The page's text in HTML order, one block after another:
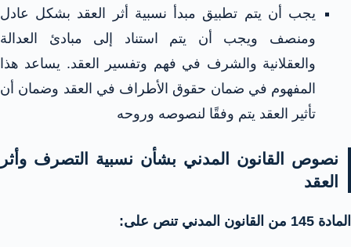
يجب أن يتم تطبيق مبدأ نسبية أثر العقد بشكل عادل
ومنصف ويجب أن يتم استناد إلى مبادئ العدالة
والعقلانية والشرف في فهم وتفسير العقد. يساعد هذا
المفهوم في ضمان حقوق الأطراف في العقد وضمان أن
تأثير العقد يتم وفقًا لنصوصه وروحه
نصوص القانون المدني بشأن نسبية التصرف وأثر
العقد
المادة 145 من القانون المدني تنص على: